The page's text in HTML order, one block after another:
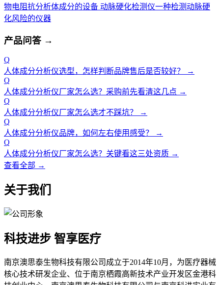
物电阻抗分析体成分的设备 动脉硬化检测仪一种检测动脉硬
化风险的仪器
产品问答 →
Q
人体成分分析仪选型，怎样判断品牌售后是否较好？
→
Q
人体成分分析仪厂家怎么选？采购前先看清这几点 →
Q
人体成分分析仪厂家怎么选才不踩坑？
→
Q
人体成分分析仪品牌，如何左右使用感受？
→
Q
人体成分分析仪厂家怎么选？关键看这三处资质 →
查看全部 →
关于我们
科技进步 智享医疗
南京澳思泰生物科技有限公司成立于2014年10月，为医疗器械
核心技术研发企业、位于南京栖霞高新技术产业开发区金港科